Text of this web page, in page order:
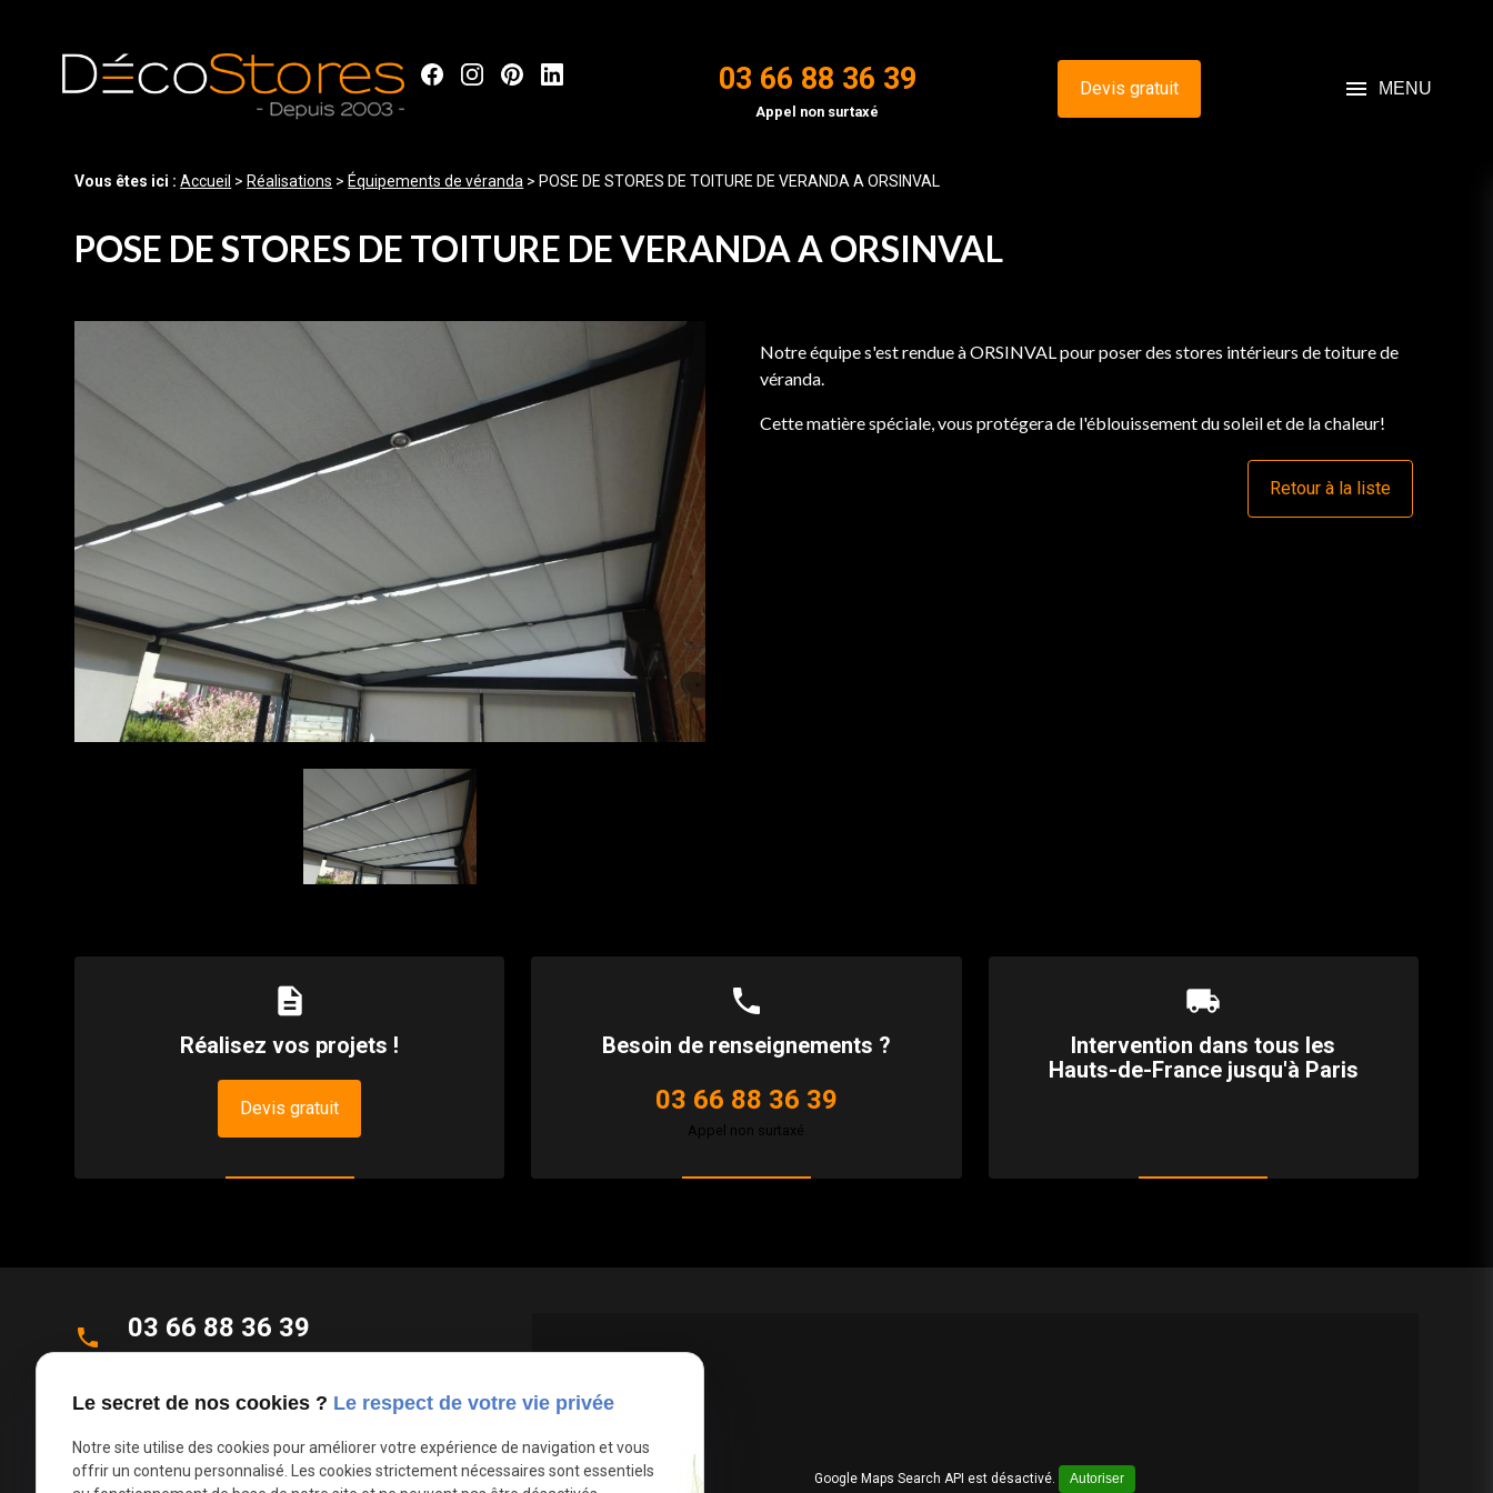
03 66 88 36 39
Appel non surtaxé
Devis gratuit menu MENU
Vous êtes ici :Accueil > Réalisations > Équipements de véranda > POSE DE STORES DE TOITURE DE VERANDA A ORSINVAL
POSE DE STORES DE TOITURE DE VERANDA A ORSINVAL
Notre équipe s'est rendue à ORSINVAL pour poser des stores intérieurs de toiture de
véranda.
Cette matière spéciale, vous protégera de l'éblouissement du soleil et de la chaleur!
Retour à la liste
description
Réalisez vos projets !
Devis gratuit
phone
Besoin de renseignements ?
03 66 88 36 39
Appel non surtaxé
local_shipping
Intervention dans tous les
Hauts-de-France jusqu'à Paris
phone 03 66 88 36 39
Appel non surtaxé
place
Allée des Roseaux
59270 Bailleul
Google Maps Search API est désactivé. Autoriser
Le secret de nos cookies ? Le respect de votre vie privée
Notre site utilise des cookies pour améliorer votre expérience de navigation et vous
offrir un contenu personnalisé. Les cookies strictement nécessaires sont essentiels